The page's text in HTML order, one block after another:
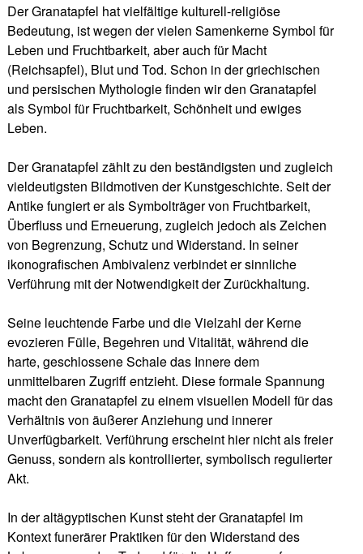
Der Granatapfel hat vielfältige kulturell-religiöse
Bedeutung, ist wegen der vielen Samenkerne Symbol für
Leben und Fruchtbarkeit, aber auch für Macht
(Reichsapfel), Blut und Tod. Schon in der griechischen
und persischen Mythologie finden wir den Granatapfel
als Symbol für Fruchtbarkeit, Schönheit und ewiges
Leben.
Der Granatapfel zählt zu den beständigsten und zugleich
vieldeutigsten Bildmotiven der Kunstgeschichte. Seit der
Antike fungiert er als Symbolträger von Fruchtbarkeit,
Überfluss und Erneuerung, zugleich jedoch als Zeichen
von Begrenzung, Schutz und Widerstand. In seiner
ikonografischen Ambivalenz verbindet er sinnliche
Verführung mit der Notwendigkeit der Zurückhaltung.
Seine leuchtende Farbe und die Vielzahl der Kerne
evozieren Fülle, Begehren und Vitalität, während die
harte, geschlossene Schale das Innere dem
unmittelbaren Zugriff entzieht. Diese formale Spannung
macht den Granatapfel zu einem visuellen Modell für das
Verhältnis von äußerer Anziehung und innerer
Unverfügbarkeit. Verführung erscheint hier nicht als freier
Genuss, sondern als kontrollierter, symbolisch regulierter
Akt.
In der altägyptischen Kunst steht der Granatapfel im
Kontext funerärer Praktiken für den Widerstand des